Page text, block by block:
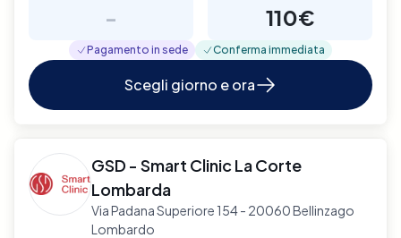
- 110€
Pagamento in sede Conferma immediata
Scegli giorno e ora
GSD - Smart Clinic La Corte
Lombarda
Via Padana Superiore 154 - 20060 Bellinzago
Lombardo